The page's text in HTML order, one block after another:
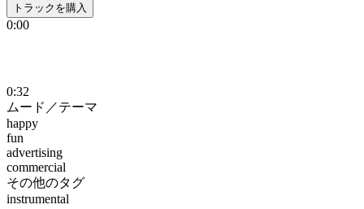
トラックを購入
0:00
0:32
ムード／テーマ
happy
fun
advertising
commercial
その他のタグ
instrumental